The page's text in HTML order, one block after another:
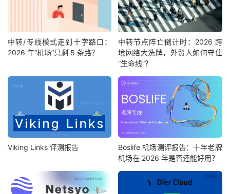
中转/专线模式走到十字路口：
2026 年“机场”只剩 5 条路？
中转节点阵亡倒计时：2026 跨
境网络大洗牌，外贸人如何守住
“生命线”？
Viking Links 评测报告
Boslife 机场测评报告：十年老牌
机场在 2026 年是否还能好用？